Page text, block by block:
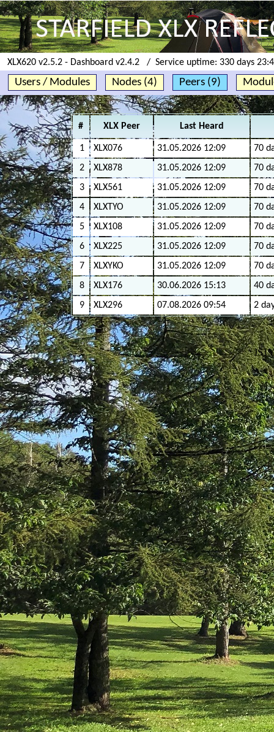
XLX620 v2.5.2 - Dashboard v2.4.2 / Service uptime: 330 days
Users / Modules Nodes (4) Peers (9)
# XLX Peer Last Heard
1 XLX076 31.05.2026 12:09
70
2
XLX878 31.05.2026 12:09
70
3
XLX561 31.05.2026 12:09
70
4
XLXTYO 31.05.2026 12:09
70
5
XLX108 31.05.2026 12:09
70
6
XLX225 31.05.2026 12:09
70
7
XLXYKO 31.05.2026 12:09
70
8
XLX176 30.06.2026 15:13
40
9
XLX296 07.08.2026 09:54 2